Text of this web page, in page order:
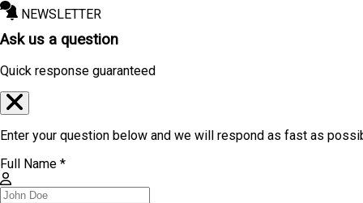
NEWSLETTER
Ask us a question
Quick response guaranteed
Enter your question below and we will respond as fast as
Full Name *